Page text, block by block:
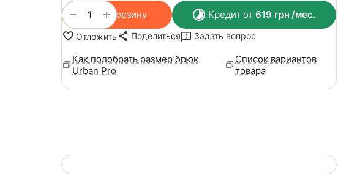
+
− В корзину Кредит от 619 грн /мес.
Отложить Поделиться Задать вопрос
Как подобрать размер брюк
Urban Pro
Список вариантов
товара